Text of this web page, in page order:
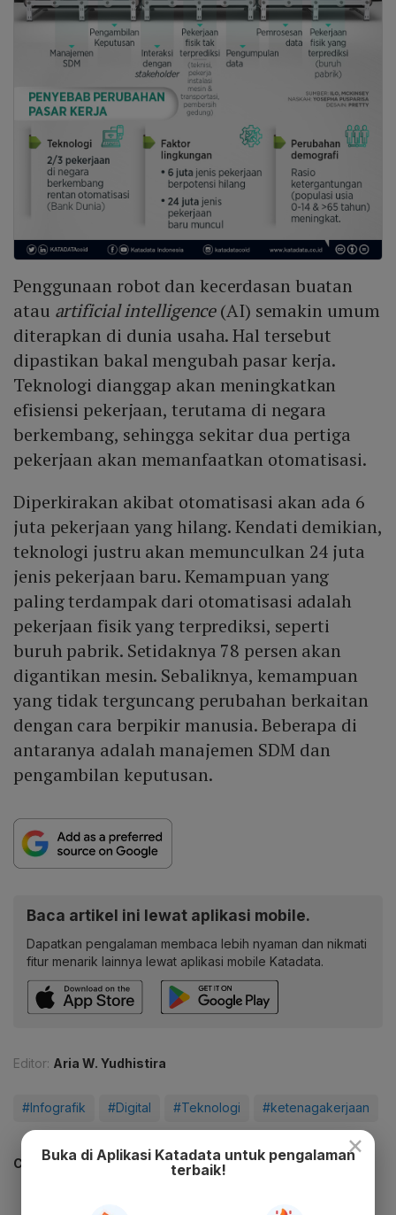
Penggunaan robot dan kecerdasan buatan
atau artificial intelligence(AI) semakin umum
diterapkan di dunia usaha. Hal tersebut
dipastikan bakal mengubah pasar kerja.
Teknologi dianggap akan meningkatkan
efisiensi pekerjaan, terutama di negara
berkembang, sehingga sekitar dua pertiga
pekerjaan akan memanfaatkan otomatisasi.
Diperkirakan akibat otomatisasi akan ada 6
juta pekerjaan yang hilang. Kendati demikian,
teknologi justru akan memunculkan 24 juta
jenis pekerjaan baru. Kemampuan yang
paling terdampak dari otomatisasi adalah
pekerjaan fisik yang terprediksi, seperti
buruh pabrik. Setidaknya 78 persen akan
digantikan mesin. Sebaliknya, kemampuan
yang tidak terguncang perubahan berkaitan
dengan cara berpikir manusia. Beberapa di
antaranya adalah manajemen SDM dan
pengambilan keputusan.
Baca artikel ini lewat aplikasi mobile.
Dapatkan pengalaman membaca lebih nyaman dan nikmati
fitur menarik lainnya lewat aplikasi mobile Katadata.
Editor: Aria W. Yudhistira
#Infografik #Digital #Teknologi #ketenagakerjaan
CEK JUGA DATA INI
×
Buka di Aplikasi Katadata untuk pengalaman
terbaik!